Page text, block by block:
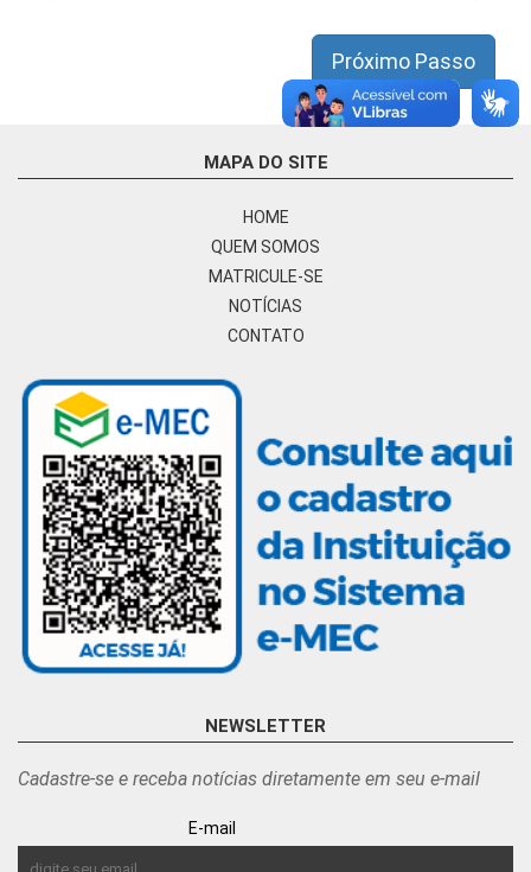
Próximo Passo
MAPA DO SITE
HOME
QUEM SOMOS
MATRICULE-SE
NOTÍCIAS
CONTATO
NEWSLETTER
Cadastre-se e receba notícias diretamente em seu e-mail
E-mail